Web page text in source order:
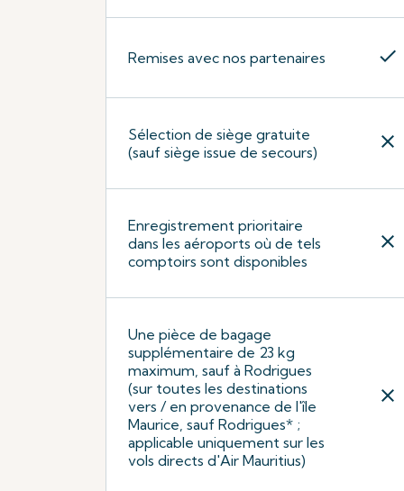
Remises avec nos partenaires check
Sélection de siège gratuite
(sauf siège issue de secours)
close
Enregistrement prioritaire
dans les aéroports où de tels
comptoirs sont disponibles
close
Une pièce de bagage
supplémentaire de 23 kg
maximum, sauf à Rodrigues
(sur toutes les destinations
vers / en provenance de l'île
Maurice, sauf Rodrigues* ;
applicable uniquement sur les
vols directs d'Air Mauritius)
close